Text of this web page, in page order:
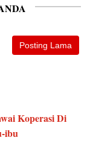
Posting Lama
Koperasi Di
ibu